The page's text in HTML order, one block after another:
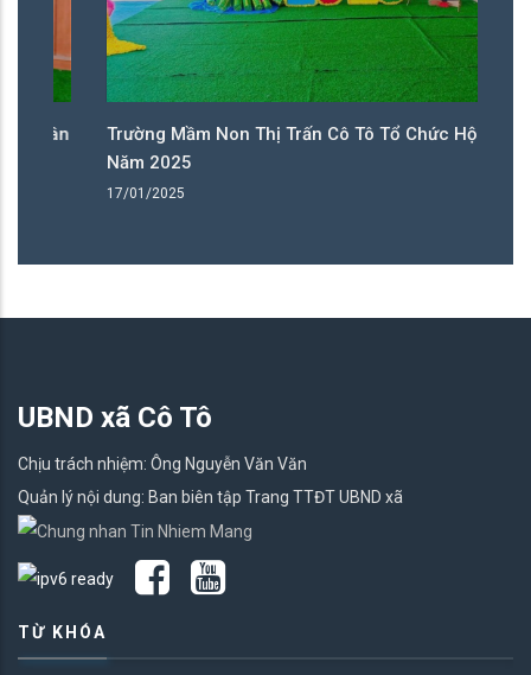
Trường Mầm Non Thị Trấn Cô Tô Tổ Chức Hội Xuân
Năm 2025
17/01/2025
UBND xã Cô Tô
Chịu trách nhiệm: Ông Nguyễn Văn Văn
Quản lý nội dung: Ban biên tập Trang TTĐT UBND xã
TỪ KHÓA